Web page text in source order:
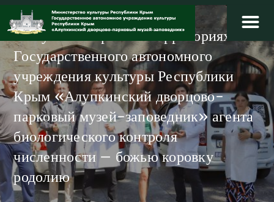
Перейти
содержимому
Выпуск на парковых территориях
Государственного автономного
учреждения культуры Республики
Крым «Алупкинский дворцово-
парковый музей-заповедник» агента
биологического контроля
численности – божью коровку
родолию​